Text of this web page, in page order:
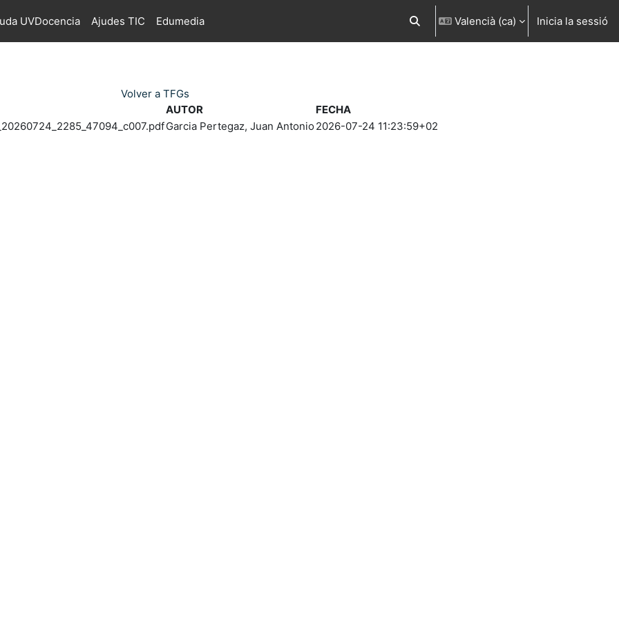
UVDocencia Ajudes TIC Edumedia Commuta l'entrada de la cerca
Valencià ‎(ca)‎ Inicia la sessió
Volver a TFGs
AUTOR
FECHA
Garcia Pertegaz, Juan Antonio 2026-07-24 11:23:59+02